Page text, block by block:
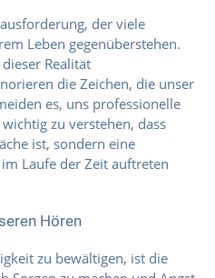
der viele
Leben gegenüberstehen.
Realität
die Zeichen, die unser
es, uns professionelle
zu verstehen, dass
ist, sondern eine
Laufe der Zeit auftreten
Hören
zu bewältigen, ist die